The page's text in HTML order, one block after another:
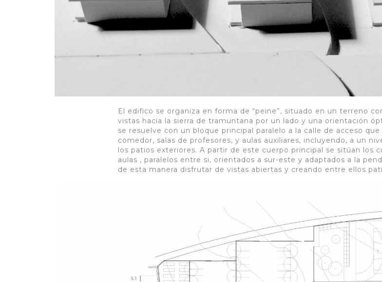
El edifico se organiza en forma de “peine”, situado en un terreno
vistas hacia la sierra de tramuntana por un lado y una orientación
se resuelve con un bloque principal paralelo a la calle de acceso
comedor, salas de profesores, y aulas auxiliares, incluyendo, a un
los patios exteriores. A partir de este cuerpo principal se sitúan los
aulas , paralelos entre si, orientados a sur-este y adaptados a la
de esta manera disfrutar de vistas abiertas y creando entre ellos